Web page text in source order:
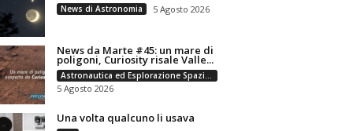
News di Astronomia 5 Agosto 2026
News da Marte #45: un mare di
poligoni, Curiosity risale Valle...
Astronautica ed Esplorazione Spaziale
5 Agosto 2026
Una volta qualcuno li usava